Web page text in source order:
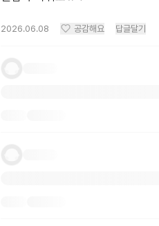
2026.06.08 공감해요 답글달기